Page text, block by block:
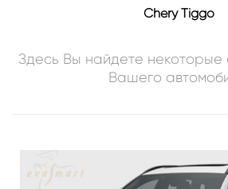
Chery Tiggo
Здесь Вы найдете некоторые
Вашего